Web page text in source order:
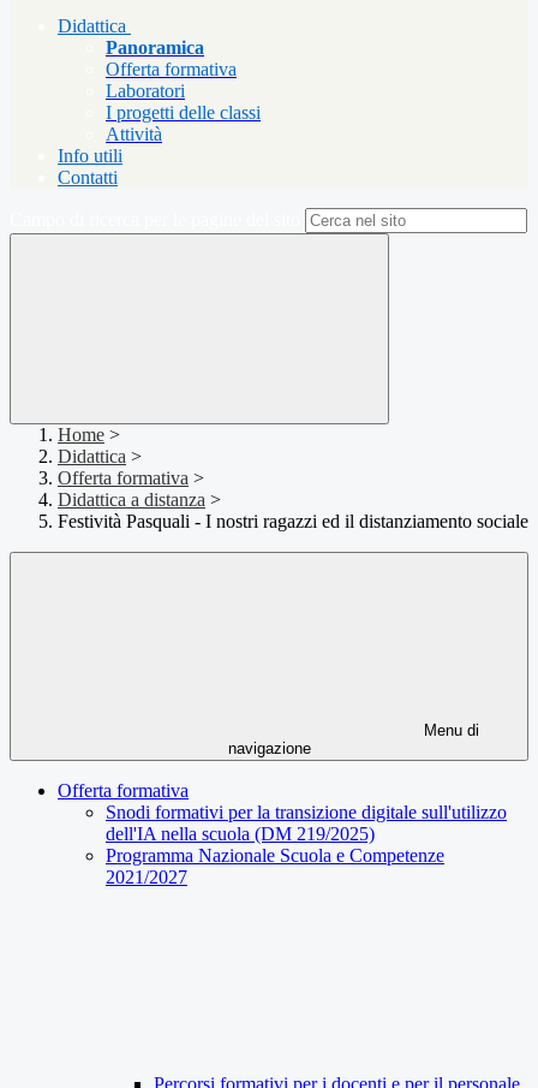
Didattica
Panoramica
Offerta formativa
Laboratori
I progetti delle classi
Attività
Info utili
Contatti
Home >
Didattica >
Offerta formativa >
Didattica a distanza >
Festività Pasquali - I nostri ragazzi ed il distanziamento sociale
Menu di
navigazione
Offerta formativa
Snodi formativi per la transizione digitale sull'utilizzo
dell'IA nella scuola (DM 219/2025)
Programma Nazionale Scuola e Competenze
2021/2027